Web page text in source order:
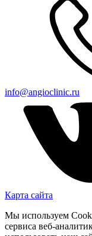
info@angioclinic.ru
Карта сайта
Мы используем
сервиса веб-